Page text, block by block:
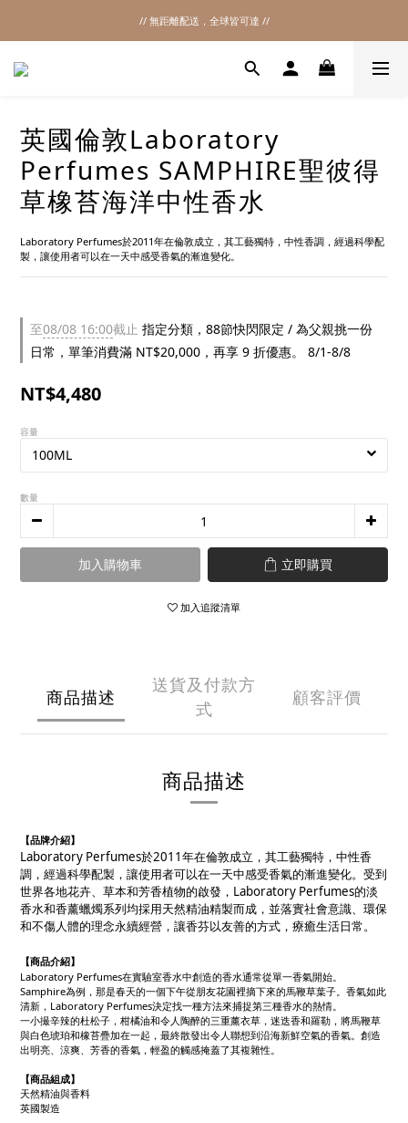
2026SS SALE
// 無距離配送，全球皆可達 //
英國倫敦Laboratory
Perfumes SAMPHIRE聖彼得
草橡苔海洋中性香水
Laboratory Perfumes於2011年在倫敦成立，其工藝獨特，中性香調，經過科學配
製，讓使用者可以在一天中感受香氣的漸進變化。
至08/08 16:00截止 指定分類，88節快閃限定 / 為父親挑一份
日常，單筆消費滿 NT$20,000，再享 9 折優惠。 8/1-8/8
NT$4,480
容量
數量
加入購物車 立即購買
加入追蹤清單
商品描述
送貨及付款方
式
顧客評價
商品描述
【品牌介紹】
Laboratory Perfumes於2011年在倫敦成立，其工藝獨特，中性香
調，經過科學配製，讓使用者可以在一天中感受香氣的漸進變化。受到
世界各地花卉、草本和芳香植物的啟發，Laboratory Perfumes的淡
香水和香薰蠟燭系列均採用天然精油精製而成，並落實社會意識、環保
和不傷人體的理念永續經營，讓香芬以友善的方式，療癒生活日常。
【商品介紹】
Laboratory Perfumes在實驗室香水中創造的香水通常從單一香氣開始。
Samphire為例，那是春天的一個下午從朋友花園裡摘下來的馬鞭草葉子。香氣如此
清新，Laboratory Perfumes決定找一種方法來捕捉第三種香水的熱情。
一小撮辛辣的杜松子，柑橘油和令人陶醉的三重薰衣草，迷迭香和羅勒，將馬鞭草
與白色琥珀和橡苔疊加在一起，最終散發出令人聯想到沿海新鮮空氣的香氣。創造
出明亮、涼爽、芳香的香氣，輕盈的觸感掩蓋了其複雜性。
【商品組成】
天然精油與香料
英國製造